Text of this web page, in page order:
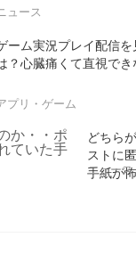
ュース
ーム実況プレイ配信
？心臓痛くて直視でき
プリ・ゲーム
どちら
ストに
手紙が
ニュース